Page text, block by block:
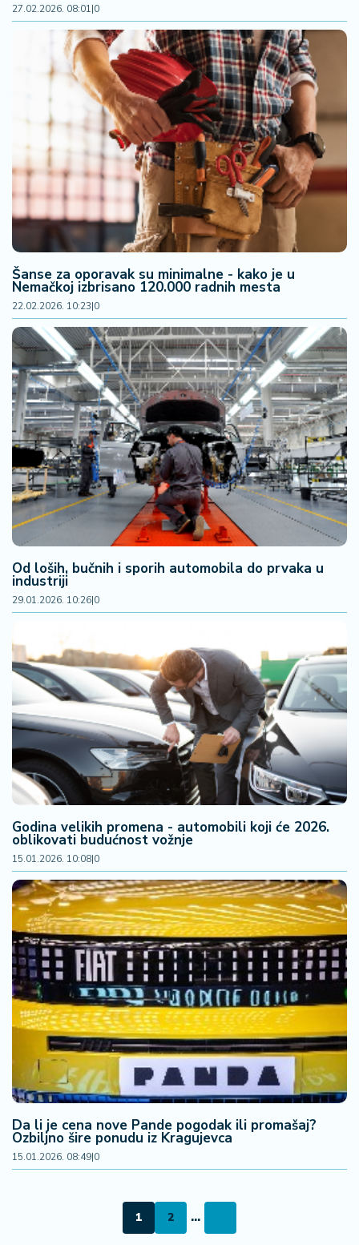
27.02.2026. 08:01|0
Šanse za oporavak su minimalne - kako je u
Nemačkoj izbrisano 120.000 radnih mesta
22.02.2026. 10:23|0
Od loših, bučnih i sporih automobila do prvaka u
industriji
29.01.2026. 10:26|0
Godina velikih promena - automobili koji će 2026.
oblikovati budućnost vožnje
15.01.2026. 10:08|0
Da li je cena nove Pande pogodak ili promašaj?
Ozbiljno šire ponudu iz Kragujevca
15.01.2026. 08:49|0
1 2 ...